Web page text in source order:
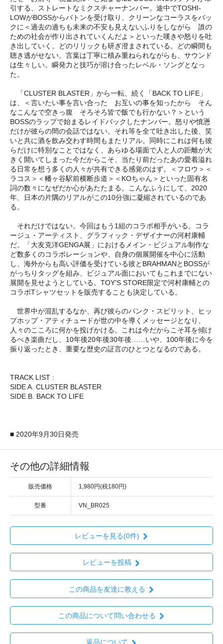
引する、ストレートなミクスチャーナンバー。途中でTOSHI-
LOWがBOSSからバトンを受け取り、クリーンなコーラスをバッ
クに＜過去の過ちも未来の不安も見えないふりをしながら 誰の
ための社会が作り出されていくんだよ＞といった嘆きや怒りを吐
き出していく。どのリリックも研ぎ澄まされている。どの瞬間も
聴き逃がせない。言葉は丁寧に積み重ねられながらも、サウンド
は生々しい。瞬発力と技巧が溶け合ったレベル・ソングとなっ
た。
「CLUSTER BLASTER」から一転、続く「BACK TO LIFE」
は、＜言いたい事を言い合った お互いの事を知ったから そん
なこんなで空きっ腹 そろそろ皆で飯でも行かない？＞という
BOSSのラップで始まるレイドバックしたナンバー。怒りや憤懣
だけが彼らの間の会話ではない。それ等を全て吐き出した後、笑
いと共に酒を飲み交わす時間もまたリアル。同時にこれは何も彼
らだけに特別なことではなく、あらゆる場面で人と人の距離が大
きく開いてしまった今だからこそ、当たり前だったあの愛着溢れ
る日常を想う多くの人々が共有できる感覚のはず。＜フロウ＞＜
ラコス＞＜幡ヶ谷駅前横断歩道＞＜KOちゃん＞といった固有名
詞の数々になぜだか心があたたまる。こんなふうにして、2020
年、日本の片隅のリアルがこの10分強に凝縮されているのであ
る。
それだけではない。今回はもう1組のコラボ相手がいる。コラ
ージュ・アーティスト、グラフィック・デザイナーの河村康輔
だ。「大友克洋GENGA展」におけるメイン・ビジュアル制作な
ど数多くのコラボレーションや、自身の個展開催を中心に活動
し、海外からも高い評価を受けている彼とBRAHMANとBOSSが
がっちりタッグを組み、ビジュアル面においてもこれまでにない
展開を見せようとしている。TOY'S STORE限定で河村康輔との
コラボTシャツセットを販売することも決定している。
世界中が混乱するなか、再び彼らのパンク・スピリット、ヒッ
プホップ・アティチュードが世の中を導くメッセージとなり、
人々のこころに何かを投げかける。これは今だからこそ耳を傾け
るべき楽曲だし、10年後20年後30年後……いや、100年後に今を
振り返ったとき、重要な歴史の証言のひとつとなるのである。
TRACK LIST :
SIDE A. CLUSTER BLASTER
SIDE B. BACK TO LIFE
■ 2020年9月30日発売
その他の詳細情報
販売価格 1,980円(税180円)
型番 VN_BR025
レビューを見る(0件)
レビューを投稿
この商品を友達に教える
この商品について問い合わせる
返品について